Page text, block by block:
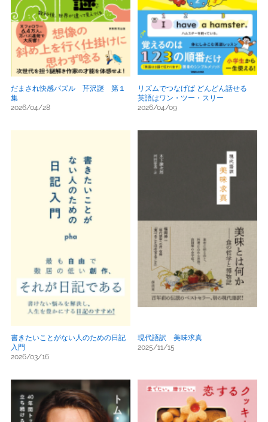
だまされ快感パズル 芹沢謎 第１
集
2026/04/28
リズムでつなげば どんどん話せる
英語はワン・ツー・スリー
2026/04/09
書きたいことがない人のための日記
入門
2026/03/16
現代語訳 美味求真
2025/11/15